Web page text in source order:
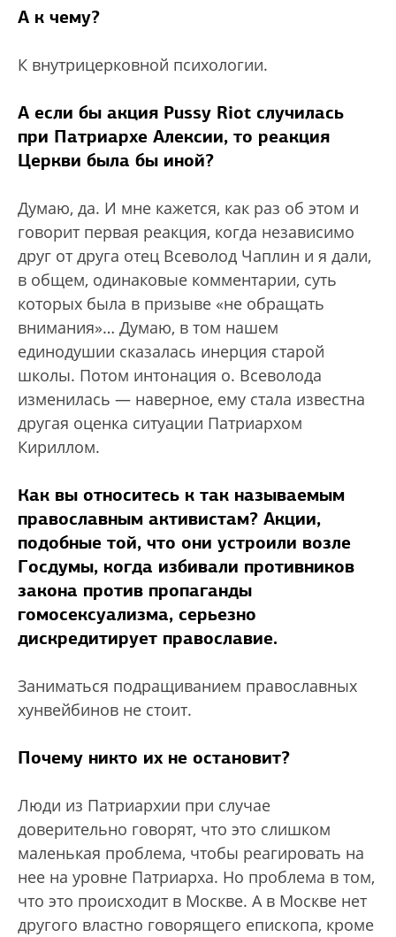
А к чему?
К внутрицерковной психологии.
А если бы акция Pussy Riot случилась
при Патриархе Алексии, то реакция
Церкви была бы иной?
Думаю, да. И мне кажется, как раз об этом и
говорит первая реакция, когда независимо
друг от друга отец Всеволод Чаплин и я дали,
в общем, одинаковые комментарии, суть
которых была в призыве «не обращать
внимания»… Думаю, в том нашем
единодушии сказалась инерция старой
школы. Потом интонация о. Всеволода
изменилась — наверное, ему стала известна
другая оценка ситуации Патриархом
Кириллом.
Как вы относитесь к так называемым
православным активистам? Акции,
подобные той, что они устроили возле
Госдумы, когда избивали противников
закона против пропаганды
гомосексуализма, серьезно
дискредитирует православие.
Заниматься подращиванием православных
хунвейбинов не стоит.
Почему никто их не остановит?
Люди из Патриархии при случае
доверительно говорят, что это слишком
маленькая проблема, чтобы реагировать на
нее на уровне Патриарха. Но проблема в том,
что это происходит в Москве. А в Москве нет
другого властно говорящего епископа, кроме